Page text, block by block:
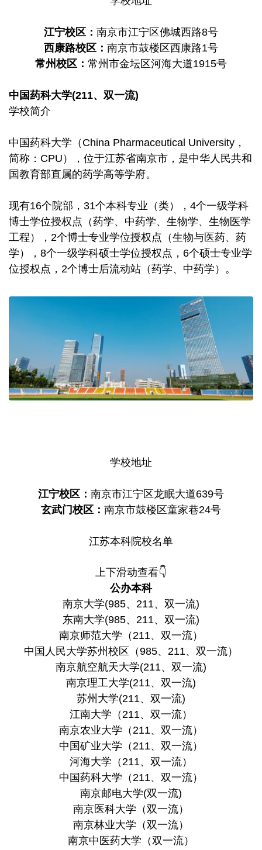
江宁校区： 南京市江宁区佛城西路8号
西康路校区： 南京市鼓楼区西康路1号
常州校区： 常州市金坛区河海大道1915号
中国药科大学(211、双一流)
学校简介
中国药科大学（China Pharmaceutical University，
简称：CPU），位于江苏省南京市，是中华人民共和
国教育部直属的药学高等学府。
现有16个院部，31个本科专业（类），4个一级学科
博士学位授权点（药学、中药学、生物学、生物医学
工程），2个博士专业学位授权点（生物与医药、药
学），8个一级学科硕士学位授权点，6个硕士专业学
位授权点，2个博士后流动站（药学、中药学）。
学校地址
江宁校区： 南京市江宁区龙眠大道639号
玄武门校区： 南京市鼓楼区童家巷24号
江苏本科院校名单
上下滑动查看👇
公办本科
南京大学(985、211、双一流)
东南大学(985、211、双一流)
南京师范大学（211、双一流）
中国人民大学苏州校区（985、211、双一流）
南京航空航天大学(211、双一流)
南京理工大学(211、双一流)
苏州大学(211、双一流)
江南大学（211、双一流）
南京农业大学（211、双一流）
中国矿业大学（211、双一流）
河海大学（211、双一流）
中国药科大学（211、双一流）
南京邮电大学(双一流)
南京医科大学（双一流）
南京林业大学（双一流）
南京中医药大学（双一流）